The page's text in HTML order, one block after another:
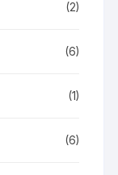
(2)
(6)
(1)
(6)